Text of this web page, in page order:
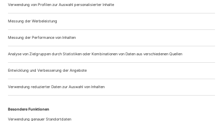
oder einfach nur, um den eigenen Mut zu testen:
Himmelsleiter
am Donnerkogel
Abenteuerlustige. Wer den Nervenkitzel sucht und dabei
traumhafte Bergkulissen genießen möchte, ist hier genau
richtig. Und für alle, die nicht genug bekommen: Es gibt noch
viele weitere Himmelsleitern zu entdecken!
Klicke auf die Sterne um zu bewerten!